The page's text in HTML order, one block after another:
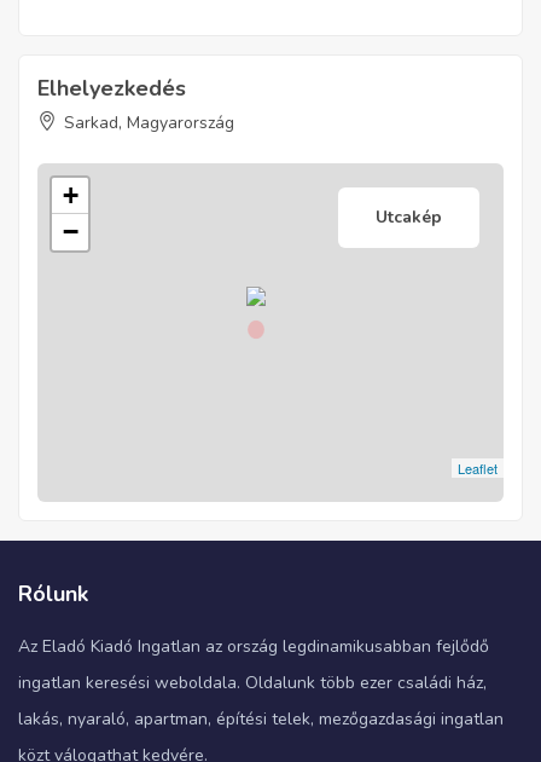
Elhelyezkedés
Sarkad, Magyarország
+
−
Leaflet
Utcakép
Rólunk
Az Eladó Kiadó Ingatlan az ország legdinamikusabban fejlődő
ingatlan keresési weboldala. Oldalunk több ezer családi ház,
lakás, nyaraló, apartman, építési telek, mezőgazdasági ingatlan
közt válogathat kedvére.